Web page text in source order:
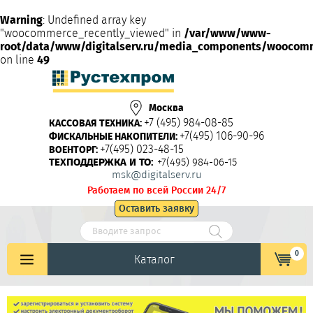
Warning: Undefined array key
"woocommerce_recently_viewed" in /var/www/www-
root/data/www/digitalserv.ru/media_components/
on line 49
Москва
КАССОВАЯ ТЕХНИКА: +7 (495) 984-08-85
ФИСКАЛЬНЫЕ НАКОПИТЕЛИ: +7(495) 106-90-96
ВОЕНТОРГ: +7(495) 023-48-15
ТЕХПОДДЕРЖКА И ТО: +7(495) 984-06-15
msk@digitalserv.ru
Работаем по всей России 24/7
Оставить заявку
Каталог 0